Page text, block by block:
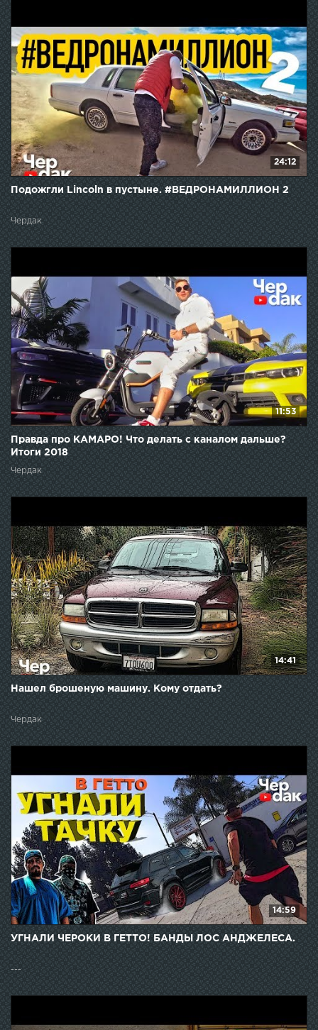
24:12
Подожгли Lincoln в пустыне. #ВЕДРОНАМИЛЛИОН 2
Чердак
11:53
Правда про КАМАРО! Что делать с каналом дальше?
Итоги 2018
Чердак
14:41
Нашел брошеную машину. Кому отдать?
Чердак
14:59
УГНАЛИ ЧЕРОКИ В ГЕТТО! БАНДЫ ЛОС АНДЖЕЛЕСА.
---